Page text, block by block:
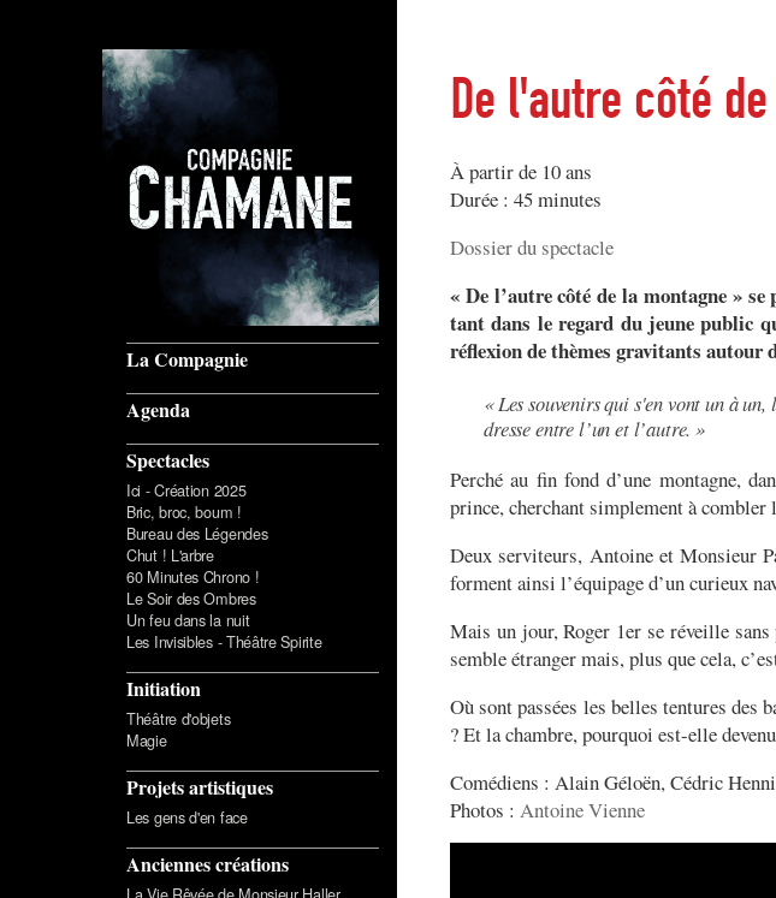
La Compagnie
Agenda
Spectacles
Ici - Création 2025
Bric, broc, boum !
Bureau des Légendes
Chut ! L'arbre
60 Minutes Chrono !
Le Soir des Ombres
Un feu dans la nuit
Les Invisibles - Théâtre Spirite
Initiation
Théâtre d'objets
Magie
Projets artistiques
Les gens d'en face
Anciennes créations
De l'autre côté
À partir de 10 ans
Durée : 45 minutes
Dossier du spectacle
« De l’autre côté de la montagne »
tant dans le regard du jeune public
réflexion de thèmes gravitants autour
« Les souvenirs qui s'en vont un à
dresse entre l’un et l’autre. »
Perché au fin fond d’une montagne,
prince, cherchant simplement à combler
Deux serviteurs, Antoine et Monsieur
forment ainsi l’équipage d’un curieux
Mais un jour, Roger 1er se réveille
semble étranger mais, plus que cela,
Où sont passées les belles tentures des
? Et la chambre, pourquoi est-elle
Comédiens : Alain Géloën, Cédric
Photos : Antoine Vienne